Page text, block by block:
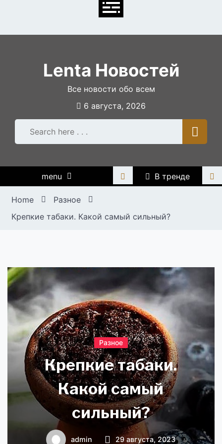
Lenta Новостей
Все новости обо всем
6 августа, 2026
menu В тренде
Home
Разное
Крепкие табаки. Какой самый сильный?
Разное
Крепкие табаки.
Какой самый
сильный?
admin 29 августа, 2023